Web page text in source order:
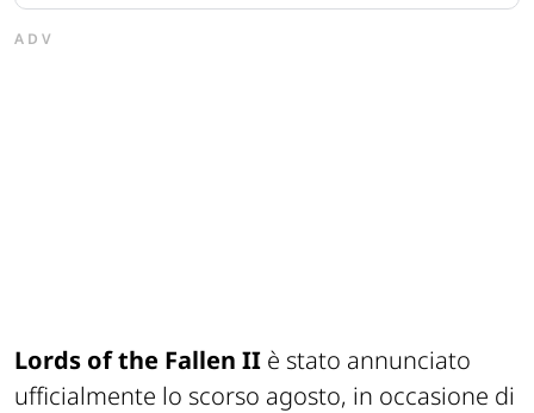
ADV
Lords of the Fallen II è stato annunciato
ufficialmente lo scorso agosto, in occasione di